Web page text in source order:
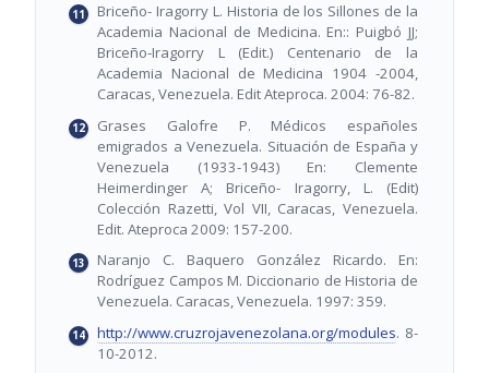
Briceño- Iragorry L. Historia de los Sillones de la
Academia Nacional de Medicina. En:: Puigbó JJ;
Briceño-Iragorry L (Edit.) Centenario de la
Academia Nacional de Medicina 1904 -2004,
Caracas, Venezuela. Edit Ateproca. 2004: 76-82.
Grases Galofre P. Médicos españoles
emigrados a Venezuela. Situación de España y
Venezuela (1933-1943) En: Clemente
Heimerdinger A; Briceño- Iragorry, L. (Edit)
Colección Razetti, Vol VII, Caracas, Venezuela.
Edit. Ateproca 2009: 157-200.
Naranjo C. Baquero González Ricardo. En:
Rodríguez Campos M. Diccionario de Historia de
Venezuela. Caracas, Venezuela. 1997: 359.
http://www.cruzrojavenezolana.org/modules. 8-
10-2012.